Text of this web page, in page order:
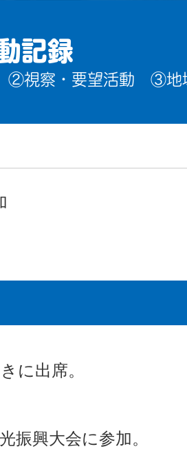
記録
②視察・要望活動 ③地
に出席。
振興大会に参加。